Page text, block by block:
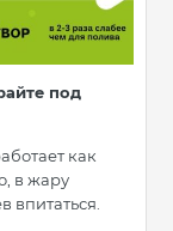
под
как
в жару
впитаться.